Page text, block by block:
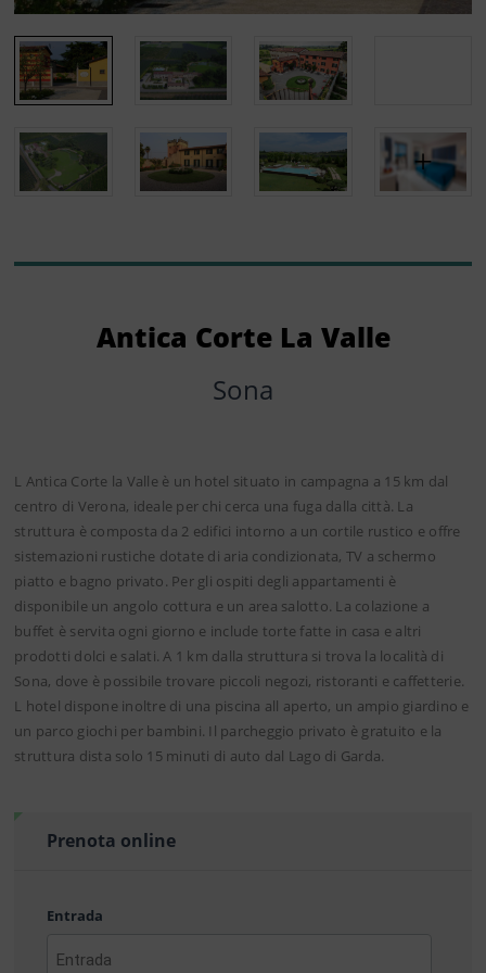
Antica Corte La Valle
Sona
L Antica Corte la Valle è un hotel situato in campagna a 15 km dal
centro di Verona, ideale per chi cerca una fuga dalla città. La
struttura è composta da 2 edifici intorno a un cortile rustico e offre
sistemazioni rustiche dotate di aria condizionata, TV a schermo
piatto e bagno privato. Per gli ospiti degli appartamenti è
disponibile un angolo cottura e un area salotto. La colazione a
buffet è servita ogni giorno e include torte fatte in casa e altri
prodotti dolci e salati. A 1 km dalla struttura si trova la località di
Sona, dove è possibile trovare piccoli negozi, ristoranti e caffetterie.
L hotel dispone inoltre di una piscina all aperto, un ampio giardino e
un parco giochi per bambini. Il parcheggio privato è gratuito e la
struttura dista solo 15 minuti di auto dal Lago di Garda.
Prenota online
Entrada